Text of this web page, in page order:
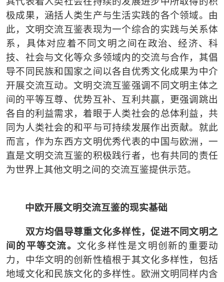
极成果，涵括人类生产与生活实践的各个领域。由
此，文明交流互鉴表现为一个综合的实践与关系体
系，具体对应着不同文明之间在政治、经济、科
技、社会与文化等众多领域内的交流与合作，其倡
导不同民族和国家之间以各自优秀文化成果为中介
开展交流互动。文明交流互鉴强调不同文明主体之
间的平等互尊、优势互补、互利共赢，更强调跳出
各自的利益需求，着眼于人类社会的总体利益，共
同为人类社会的和平与可持续发展作出贡献。就此
而言，作为东西方文明优秀代表的中国与欧洲，一
直是文明交流互鉴的积极践行者，也有共同的责任
为世界上其他文明之间的交流互鉴提供示范。
中欧开展文明交流互鉴的现实基础
双方均倡导尊重文化多样性，促进不同文明之
间的平等交流。 文化多样性是文明创新的重要动
力，中华文明的创新性植根于其文化多样性，包括
地域文化和民族文化的多样性。欧洲文明同样内含